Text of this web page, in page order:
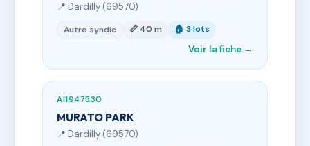
📍 Dardilly (69570)
Autre syndic 📏 40 m 🏠 3 lots
Voir la fiche →
AI1947530
MURATO PARK
📍 Dardilly (69570)